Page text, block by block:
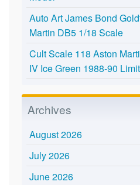
Auto Art James Bond
Martin DB5 1/18 Scale
Cult Scale 118 Aston
IV Ice Green 1988-90
Archives
August 2026
July 2026
June 2026